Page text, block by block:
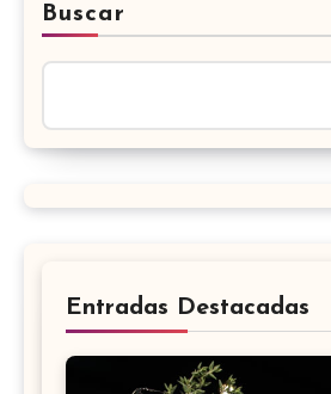
Buscar
Entradas Destacadas